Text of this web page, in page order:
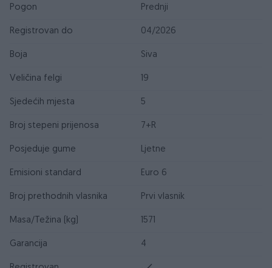
Pogon Prednji
Registrovan do 04/2026
Boja Siva
Veličina felgi 19
Sjedećih mjesta 5
Broj stepeni prijenosa 7+R
Posjeduje gume Ljetne
Emisioni standard Euro 6
Broj prethodnih vlasnika Prvi vlasnik
Masa/Težina (kg) 1571
Garancija 4